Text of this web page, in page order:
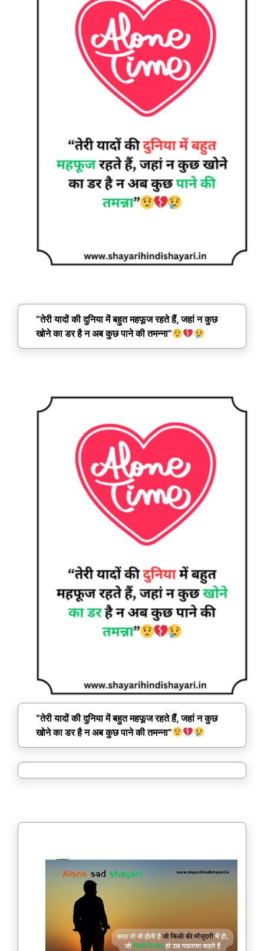
“तेरी यादों की दुनिया में बहुत महफूज रहते हैं, जहां न कुछ
खोने का डर है न अब कुछ पाने की तमन्ना”
“तेरी यादों की दुनिया में बहुत महफूज रहते हैं, जहां न कुछ
खोने का डर है न अब कुछ पाने की तमन्ना”